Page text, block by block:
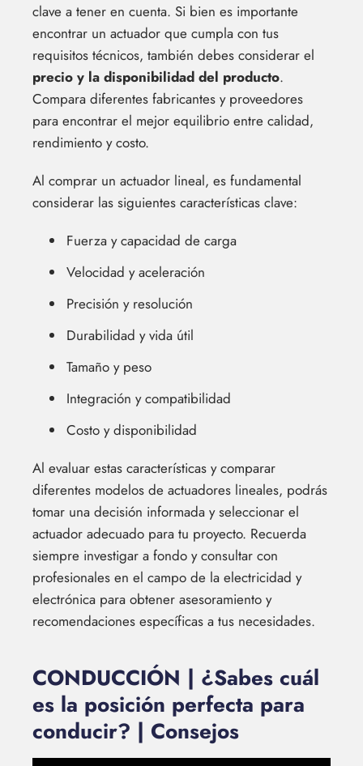
clave a tener en cuenta. Si bien es importante
encontrar un actuador que cumpla con tus
requisitos técnicos, también debes considerar el
precio y la disponibilidad del producto.
Compara diferentes fabricantes y proveedores
para encontrar el mejor equilibrio entre calidad,
rendimiento y costo.
Al comprar un actuador lineal, es fundamental
considerar las siguientes características clave:
Fuerza y capacidad de carga
Velocidad y aceleración
Precisión y resolución
Durabilidad y vida útil
Tamaño y peso
Integración y compatibilidad
Costo y disponibilidad
Al evaluar estas características y comparar
diferentes modelos de actuadores lineales, podrás
tomar una decisión informada y seleccionar el
actuador adecuado para tu proyecto. Recuerda
siempre investigar a fondo y consultar con
profesionales en el campo de la electricidad y
electrónica para obtener asesoramiento y
recomendaciones específicas a tus necesidades.
CONDUCCIÓN | ¿Sabes cuál
es la posición perfecta para
conducir? | Consejos